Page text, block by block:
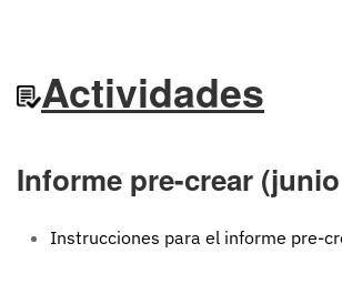
Actividades
Informe pre-crear
Instrucciones para el informe pre-